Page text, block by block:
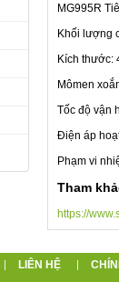
MG995R
Khối lượng
Kích thước:
Mômen
Tốc độ vận
Điện áp
Phạm vi
Tham
https://
LIÊN HỆ